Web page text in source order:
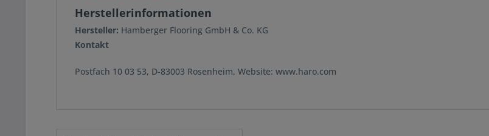
Herstellerinformationen
Hersteller: Hamberger Flooring GmbH & Co. KG
Kontakt
Postfach 10 03 53, D-83003 Rosenheim, Website: www.haro.com